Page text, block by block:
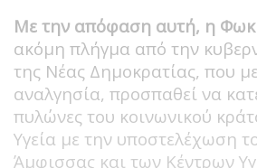
Με την απόφαση αυτή, η
ακόμη πλήγμα από την
της Νέας Δημοκρατίας, που
αναλγησία, προσπαθεί να
πυλώνες του κοινωνικού
Υγεία με την υποστελέχωση
Άμφισσας και των Κέντρων